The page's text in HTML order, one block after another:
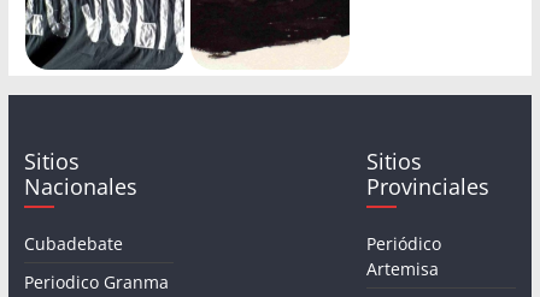
Sitios
Nacionales
Cubadebate
Periodico Granma
Sitios
Provinciales
Periódico
Artemisa